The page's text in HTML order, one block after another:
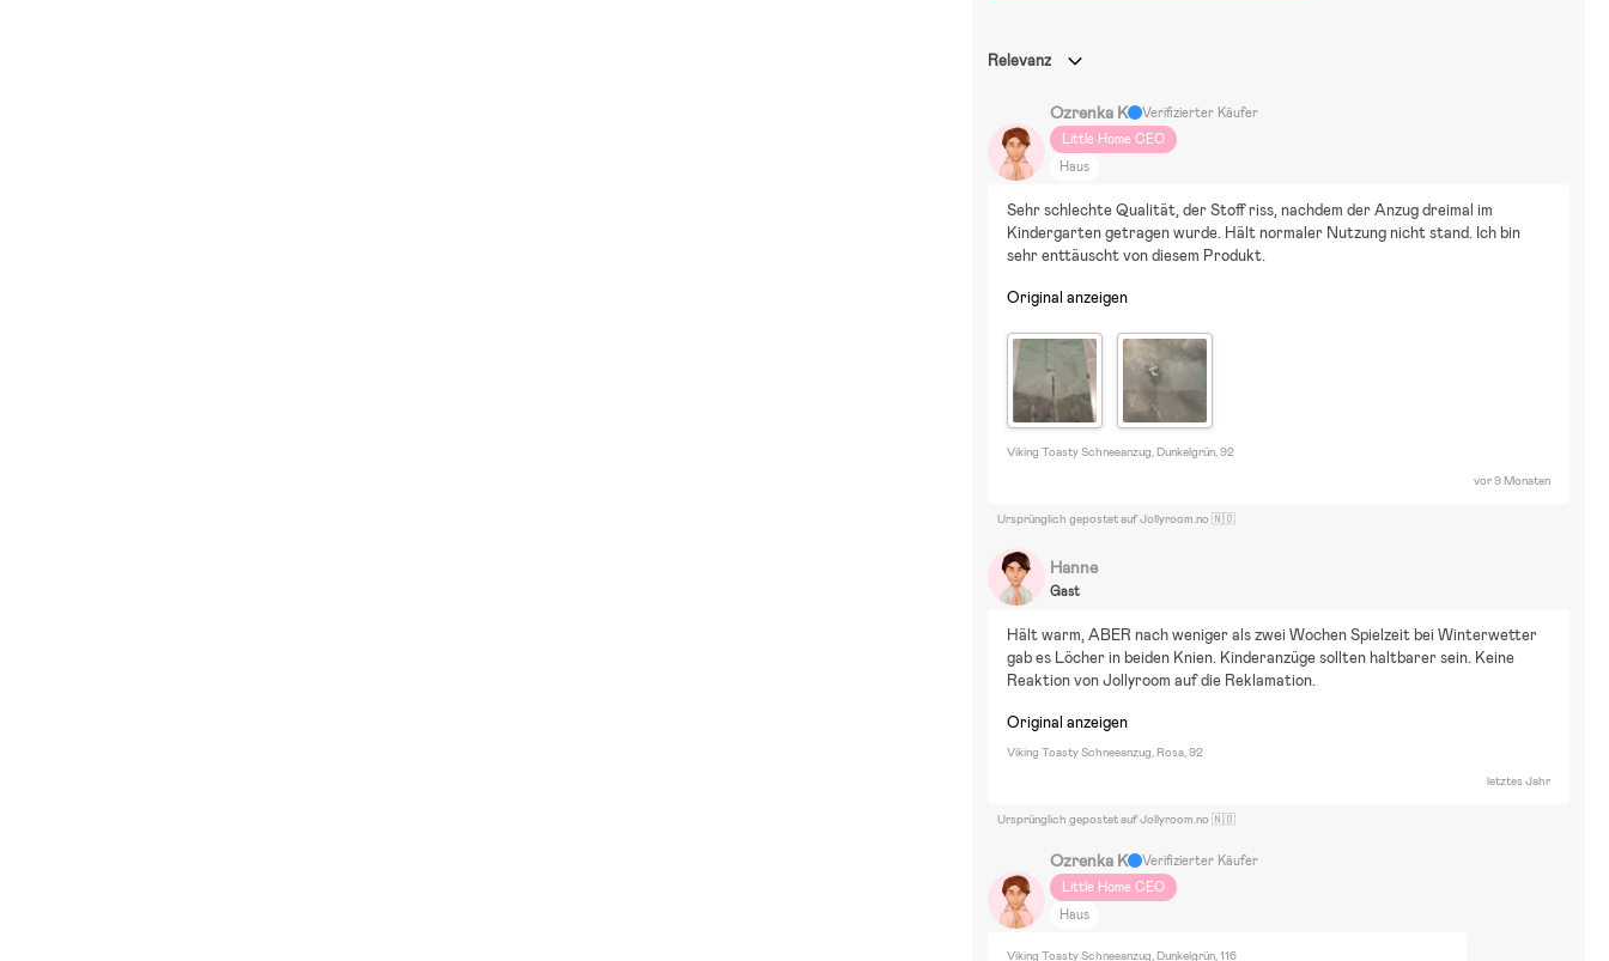
Relevanz
Ozrenka K
Verifizierter Käufer
Little Home CEO
Haus
Sehr schlechte Qualität, der Stoff riss, nachdem der Anzug dreimal im
Kindergarten getragen wurde. Hält normaler Nutzung nicht stand. Ich bin
sehr enttäuscht von diesem Produkt.
Original anzeigen
Viking Toasty Schneeanzug, Dunkelgrün, 92
vor 9 Monaten
Ursprünglich gepostet auf Jollyroom.no 🇳🇴
Hanne
Gast
Hält warm, ABER nach weniger als zwei Wochen Spielzeit bei Winterwetter
gab es Löcher in beiden Knien. Kinderanzüge sollten haltbarer sein. Keine
Reaktion von Jollyroom auf die Reklamation.
Original anzeigen
Viking Toasty Schneeanzug, Rosa, 92
letztes Jahr
Ursprünglich gepostet auf Jollyroom.no 🇳🇴
Ozrenka K
Verifizierter Käufer
Little Home CEO
Haus
Viking Toasty Schneeanzug, Dunkelgrün, 116